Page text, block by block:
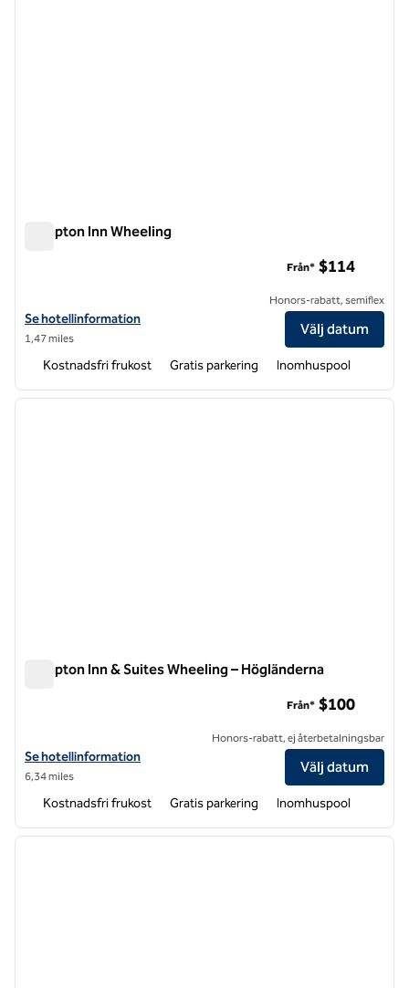
Hampton Inn Wheeling
Visa hotelldetaljer för Hampton Inn Wheeling
Se hotellinformation
1,47 miles
Från* $114
Honors-rabatt, semiflex
Välj datum
Kostnadsfri frukost Gratis parkering Inomhuspool
1 av 12
nästa
Hampton Inn & Suites Wheeling – Högländerna
Visa hotelldetaljer för Hampton Inn & Suites Wheeling-The
Se hotellinformation
6,34 miles
Från* $100
Honors-rabatt, ej återbetalningsbar
Välj datum
Kostnadsfri frukost Gratis parkering Inomhuspool
1 av 12
nästa